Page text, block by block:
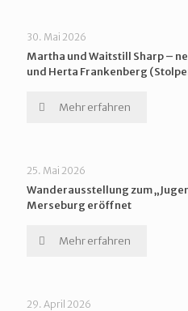
30. Mai 2026
Martha und Waitstill Sharp –
und Herta Frankenberg
Mehr erfahren
25. Mai 2026
Wanderausstellung zum
Merseburg eröffnet
Mehr erfahren
29. April 2026